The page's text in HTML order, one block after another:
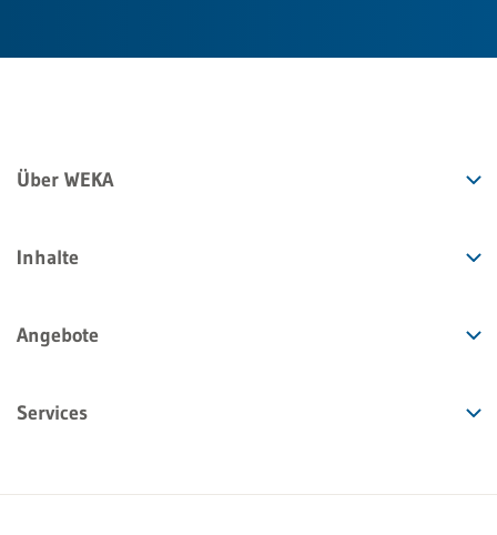
Über WEKA
Inhalte
Angebote
Services